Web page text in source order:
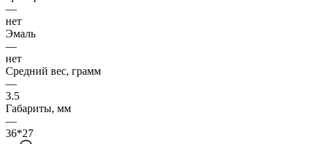
—
нет
Эмаль
—
нет
Средний вес, грамм
—
3.5
Габариты, мм
—
36*27